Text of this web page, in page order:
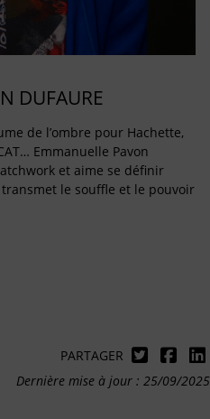
DUFAURE
de l’ombre pour Hachette,
Emmanuelle Pavon
et aime se définir
le souffle et le pouvoir
PARTAGER
Dernière mise à jour : 25/09/2025